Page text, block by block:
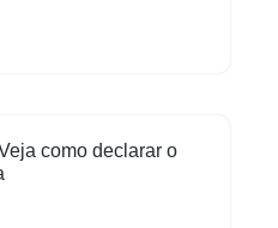
como declarar o